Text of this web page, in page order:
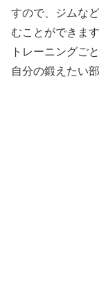
すので、ジムな
むことができます
トレーニングご
自分の鍛えたい